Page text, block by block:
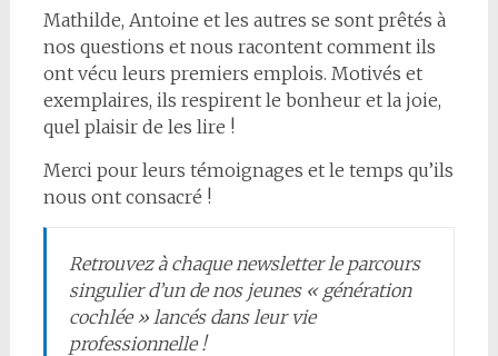
Mathilde, Antoine et les autres se sont prêtés à
nos questions et nous racontent comment ils
ont vécu leurs premiers emplois. Motivés et
exemplaires, ils respirent le bonheur et la joie,
quel plaisir de les lire !
Merci pour leurs témoignages et le temps qu’ils
nous ont consacré !
Retrouvez à chaque newsletter le parcours
singulier d’un de nos jeunes « génération
cochlée » lancés dans leur vie
professionnelle !